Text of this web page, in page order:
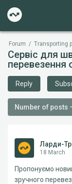
Forum / Transporting
Сервіс для
перевезення
Reply
Number of posts
Ларди-
18 March
Пропонуємо
зручного